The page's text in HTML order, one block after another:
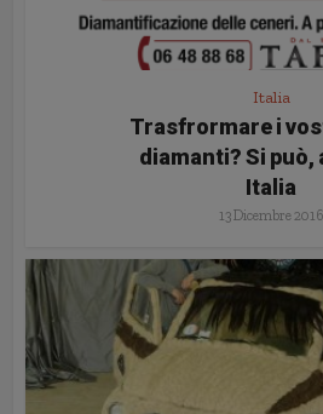
Italia
Trasfrormare i
diamanti? Si può,
Italia
13 Dicembre 2016